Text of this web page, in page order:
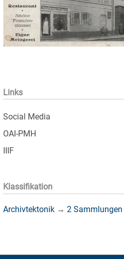
Links
Social Media
OAI-PMH
IIIF
Klassifikation
Archivtektonik → 2 Sammlungen